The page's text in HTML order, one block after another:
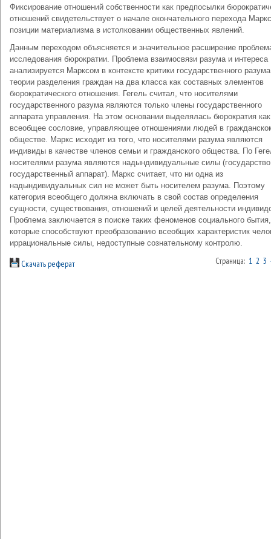
Фиксирование отношений собственности как предпосылки
отношений свидетельствует о начале окончательного перехода
позиции материализма в истолковании общественных явлений.
Данным переходом объясняется и значительное расширение
исследования бюрократии. Проблема взаимосвязи разума и интереса
анализируется Марксом в контексте критики государственного
теории разделения граждан на два класса как составных элементов
бюрократического отношения. Гегель считал, что носителями
государственного разума являются только члены государственного
аппарата управления. На этом основании выделялась бюрократия как
всеобщее сословие, управляющее отношениями людей в
обществе. Маркс исходит из того, что носителями разума являются
индивиды в качестве членов семьи и гражданского общества. По
носителями разума являются надындивидуальные силы
государственный аппарат). Маркс считает, что ни одна из
надындивидуальных сил не может быть носителем разума. Поэтому
категория всеобщего должна включать в свой состав определения
сущности, существования, отношений и целей деятельности
Проблема заключается в поиске таких феноменов социального бытия,
которые способствуют преобразованию всеобщих характеристик
иррациональные силы, недоступные сознательному контролю.
Скачать реферат Страница: 1 2 3